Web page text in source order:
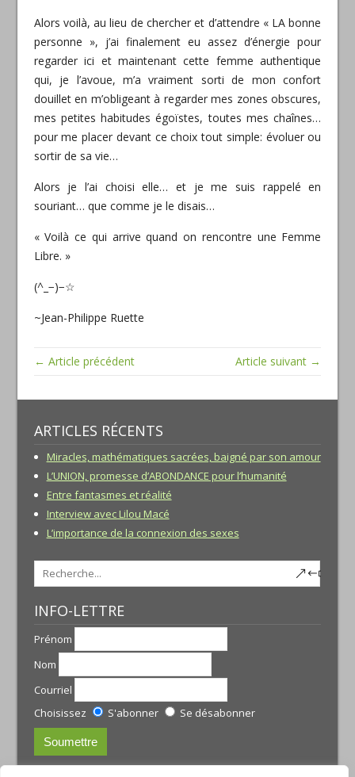
Alors voilà, au lieu de chercher et d’attendre « LA bonne
personne », j’ai finalement eu assez d’énergie pour
regarder ici et maintenant cette femme authentique
qui, je l’avoue, m’a vraiment sorti de mon confort
douillet en m’obligeant à regarder mes zones obscures,
mes petites habitudes égoïstes, toutes mes chaînes…
pour me placer devant ce choix tout simple: évoluer ou
sortir de sa vie…
Alors je l’ai choisi elle… et je me suis rappelé en
souriant… que comme je le disais…
« Voilà ce qui arrive quand on rencontre une Femme
Libre. »
(^_−)−☆
~Jean-Philippe Ruette
← Article précédent Article suivant →
ARTICLES RÉCENTS
Miracles, mathématiques sacrées, baigné par son amour
L’UNION, promesse d’ABONDANCE pour l’humanité
Entre fantasmes et réalité
Interview avec Lilou Macé
L’importance de la connexion des sexes
INFO-LETTRE
Prénom
Nom
Courriel
Choisissez
S'abonner Se désabonner